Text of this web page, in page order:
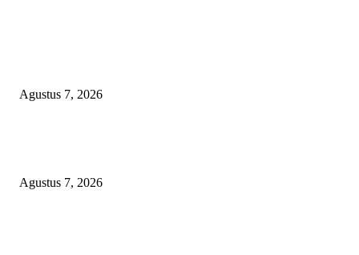
Agustus 7, 2026
Agustus 7, 2026